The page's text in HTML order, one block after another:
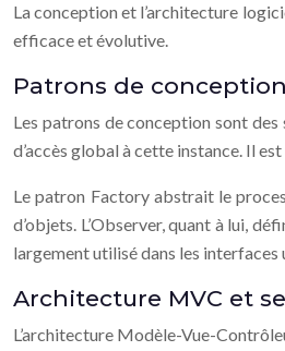
La conception et l’architecture
efficace et évolutive.
Patrons de
Les patrons de conception sont des
d’accès global à cette instance. Il
Le patron Factory abstrait le
d’objets. L’Observer, quant à lui,
largement utilisé dans les
Architecture MVC et
L’architecture Modèle-Vue-